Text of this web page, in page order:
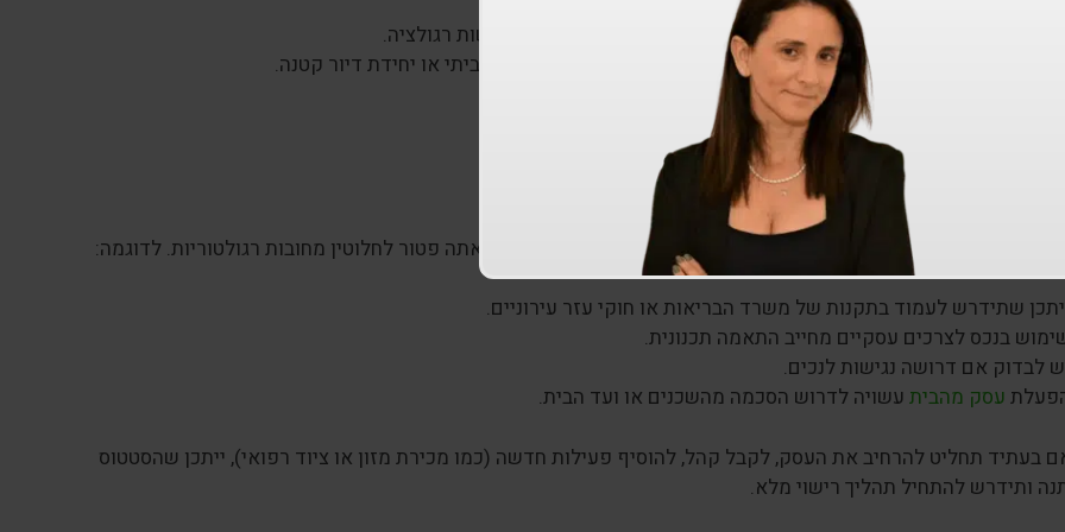
– ניתן לשנות תהליכים במהירות מבלי להיתקע בדרישות רגולציה.
מתאימים לפעילות מהבית– במקרים רבים ניתן לפעול מתוך המשרד הביתי או יחידת דיור קטנה.
זאת חשוב לדעת?
שלך נחשב לאחד מהעסקים שאינם טעוני רישוי, אין פירוש הדבר שאתה פטור לחלוטין מחובות רגולטוריות. לדוגמה:
שתידרש לעמוד בתקנות של משרד הבריאות או חוקי עזר עירוניים.
בנכס לצרכים עסקיים מחייב התאמה תכנונית.
לבדוק אם דרושה נגישות לנכים.
עסק מהבית עשויה לדרוש הסכמה מהשכנים או ועד הבית.
בעתיד תחליט להרחיב את העסק, לקבל קהל, להוסיף פעילות חדשה (כמו מכירת מזון או ציוד רפואי), ייתכן שהסטטוס
ותידרש להתחיל תהליך רישוי מלא.